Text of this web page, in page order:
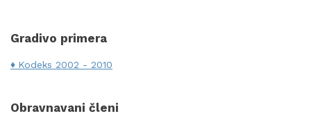
Gradivo primera
Kodeks 2002 - 2010
Obravnavani členi